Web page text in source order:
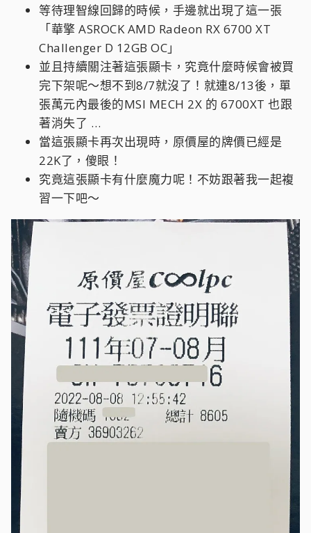
等待理智線回歸的時候，手邊就出現了這一張
「華擎 ASROCK AMD Radeon RX 6700 XT
Challenger D 12GB OC」
並且持續關注著這張顯卡，究竟什麼時候會被買
完下架呢～想不到8/7就沒了！就連8/13後，單
張萬元內最後的MSI MECH 2X 的 6700XT 也跟
著消失了 …
當這張顯卡再次出現時，原價屋的牌價已經是
22K了，傻眼！
究竟這張顯卡有什麼魔力呢！不妨跟著我一起複
習一下吧～